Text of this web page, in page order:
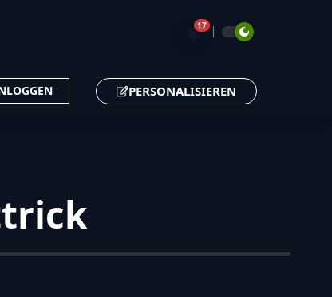
🔔17
PERSONALISIEREN